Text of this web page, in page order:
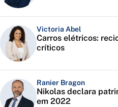
Victoria Abel
Carros elétricos:
críticos
Ranier Bragon
Nikolas declara
em 2022